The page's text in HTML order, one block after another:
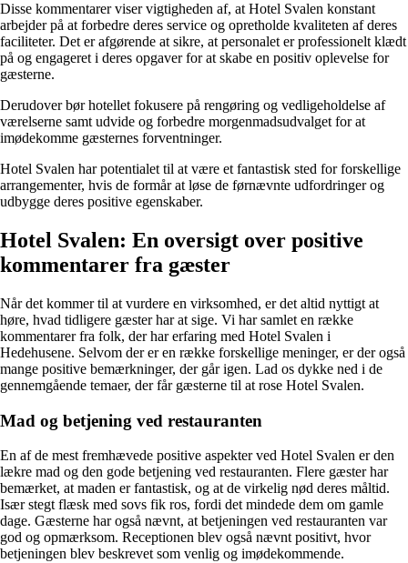
Disse kommentarer viser vigtigheden af, at Hotel Svalen konstant
arbejder på at forbedre deres service og opretholde kvaliteten af deres
faciliteter. Det er afgørende at sikre, at personalet er professionelt klædt
på og engageret i deres opgaver for at skabe en positiv oplevelse for
gæsterne.
Derudover bør hotellet fokusere på rengøring og vedligeholdelse af
værelserne samt udvide og forbedre morgenmadsudvalget for at
imødekomme gæsternes forventninger.
Hotel Svalen har potentialet til at være et fantastisk sted for forskellige
arrangementer, hvis de formår at løse de førnævnte udfordringer og
udbygge deres positive egenskaber.
Hotel Svalen: En oversigt over positive
kommentarer fra gæster
Når det kommer til at vurdere en virksomhed, er det altid nyttigt at
høre, hvad tidligere gæster har at sige. Vi har samlet en række
kommentarer fra folk, der har erfaring med Hotel Svalen i
Hedehusene. Selvom der er en række forskellige meninger, er der også
mange positive bemærkninger, der går igen. Lad os dykke ned i de
gennemgående temaer, der får gæsterne til at rose Hotel Svalen.
Mad og betjening ved restauranten
En af de mest fremhævede positive aspekter ved Hotel Svalen er den
lækre mad og den gode betjening ved restauranten. Flere gæster har
bemærket, at maden er fantastisk, og at de virkelig nød deres måltid.
Især stegt flæsk med sovs fik ros, fordi det mindede dem om gamle
dage. Gæsterne har også nævnt, at betjeningen ved restauranten var
god og opmærksom. Receptionen blev også nævnt positivt, hvor
betjeningen blev beskrevet som venlig og imødekommende.